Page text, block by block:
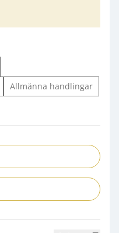
Allmänna handlingar